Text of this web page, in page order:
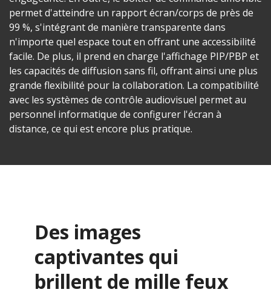
permet d'atteindre un rapport écran/corps de près de
99 %, s'intégrant de manière transparente dans
n'importe quel espace tout en offrant une accessibilité
facile. De plus, il prend en charge l'affichage PIP/PBP et
les capacités de diffusion sans fil, offrant ainsi une plus
grande flexibilité pour la collaboration. La compatibilité
avec les systèmes de contrôle audiovisuel permet au
personnel informatique de configurer l'écran à
distance, ce qui est encore plus pratique.
Des images
captivantes qui
brillent de mille feux